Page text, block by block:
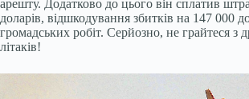
арешту. Додатково до цього він сплатив
доларів, відшкодування збитків на 147 000
громадських робіт. Серйозно, не грайтеся з
літаків!